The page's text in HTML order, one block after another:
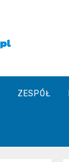
ZESPÓŁ